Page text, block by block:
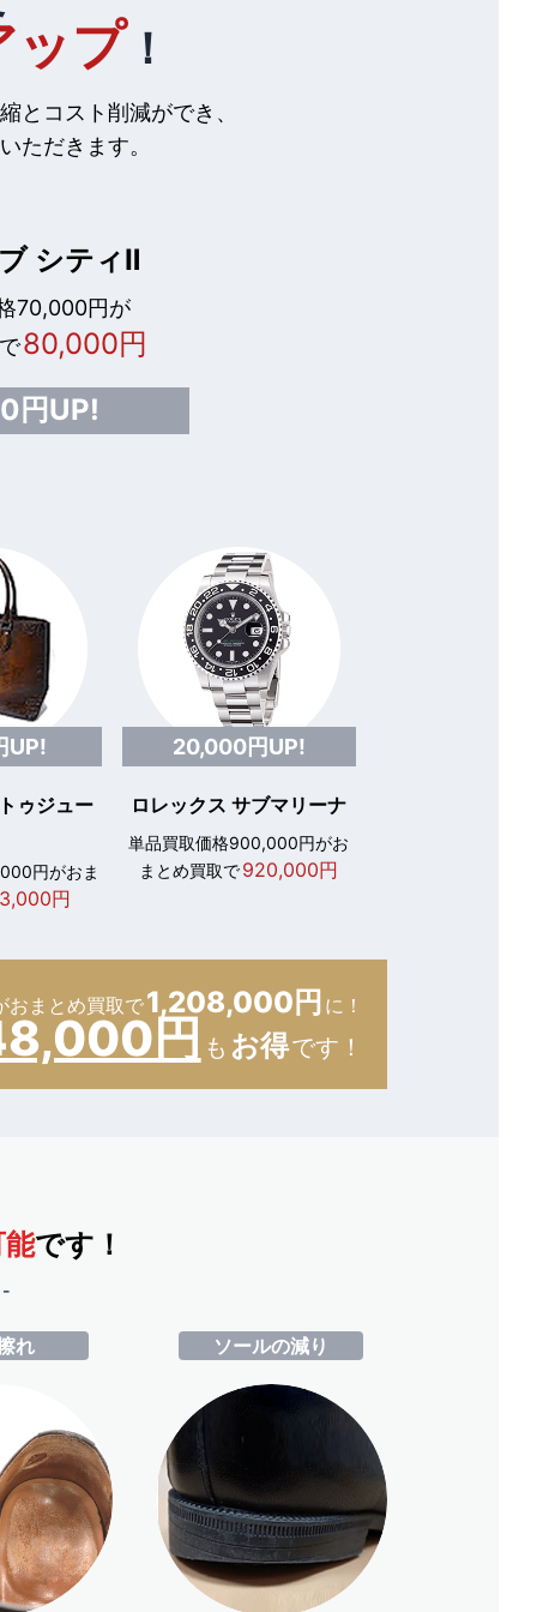
ップ ！
とコスト削減ができ、
ただきます。
シティⅡ
70,000円が
80,000円
円UP!
UP!
ゥジュー
円がおま
円
20,000円UP!
ロレックス サブマリーナ
単品買取価格900,000円がお
まとめ買取で920,000円
おまとめ買取で1,208,000円 に！
円 も お得です！
です！
-
れ ソールの減り